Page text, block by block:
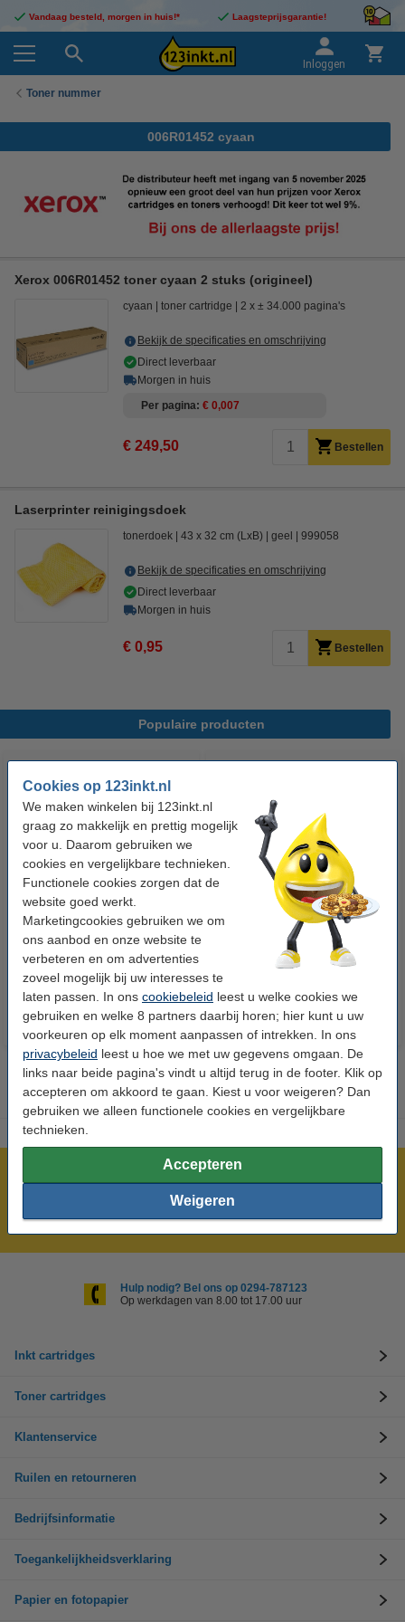
Cookies op 123inkt.nl
We maken winkelen bij 123inkt.nl
graag zo makkelijk en prettig mogelijk
voor u. Daarom gebruiken we
cookies en vergelijkbare technieken.
Functionele cookies zorgen dat de
website goed werkt.
Marketingcookies gebruiken we om
ons aanbod en onze website te
verbeteren en om advertenties
zoveel mogelijk bij uw interesses te
laten passen. In ons cookiebeleid leest u welke cookies we
gebruiken en welke 8 partners daarbij horen; hier kunt u uw
voorkeuren op elk moment aanpassen of intrekken. In ons
privacybeleid leest u hoe we met uw gegevens omgaan. De
links naar beide pagina's vindt u altijd terug in de footer. Klik op
accepteren om akkoord te gaan. Kiest u voor weigeren? Dan
gebruiken we alleen functionele cookies en vergelijkbare
technieken.
Accepteren
Weigeren
Vandaag besteld, morgen in huis!* Laagsteprijsgarantie!
Inloggen
Toner nummer
006R01452 cyaan
Xerox 006R01452 toner cyaan 2 stuks (origineel)
cyaan toner cartridge 2 x ± 34.000 pagina's
Bekijk de specificaties en omschrijving
Direct leverbaar
Morgen in huis
Per pagina € 0,007
€ 249,50 Bestellen
Laserprinter reinigingsdoek
tonerdoek 43 x 32 cm (LxB) geel 999058
Bekijk de specificaties en omschrijving
Direct leverbaar
Morgen in huis
€ 0,95 Bestellen
Populaire producten
123accu Xtreme Power MN1500
Penlite AA batterij 24 stuks
€ 14,95 Incl. 21% btw
123inkt kopieerpapier 1 doos
van 2.500 vel A4 - 80 grams
FSC® Mix Credit
€ 33,50 Incl. 21% btw
Voor 23.59 uur besteld, morgen in huis!
Laagsteprijsgarantie!
Hulp nodig? Bel ons op 0294-787123
Op werkdagen van 8.00 tot 17.00 uur
Inkt cartridges
Toner cartridges
Klantenservice
Ruilen en retourneren
Bedrijfsinformatie
Toegankelijkheidsverklaring
Papier en fotopapier